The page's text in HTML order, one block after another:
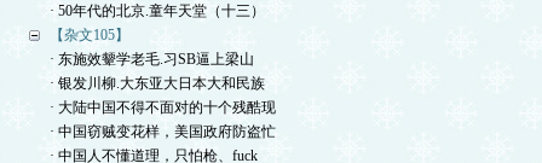
· 50年代的北京.童年天堂（十三）
【杂文105】
· 东施效颦学老毛.习SB逼上梁山
· 银发川柳.大东亚大日本大和民族
· 大陆中国不得不面对的十个残酷现
· 中国窃贼变花样，美国政府防盗忙
· 中国人不懂道理，只怕枪、fuck